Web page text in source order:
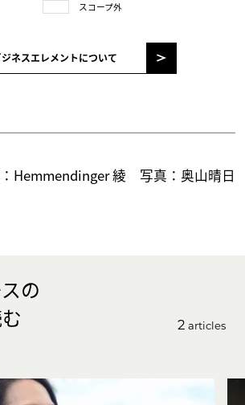
スコープ外
ネスエレメントについて
Hemmendinger 綾 写真：奥山晴日
の
2 articles